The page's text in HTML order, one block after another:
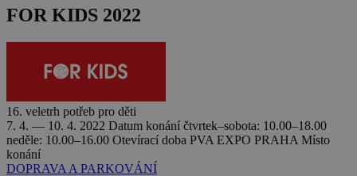
FOR KIDS 2022
16. veletrh potřeb pro děti
7. 4. — 10. 4. 2022 Datum konání čtvrtek–sobota: 10.00–18.00
neděle: 10.00–16.00 Otevírací doba PVA EXPO PRAHA Místo
konání
DOPRAVA A PARKOVÁNÍ